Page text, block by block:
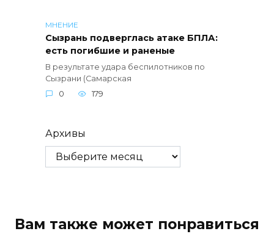
МНЕНИЕ
Сызрань подверглась атаке БПЛА:
есть погибшие и раненые
В результате удара беспилотников по
Сызрани (Самарская
0
179
Архивы
Вам также может понравиться